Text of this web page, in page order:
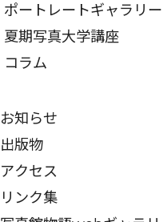
ポートレートギャラリー
夏期写真大学講座
コラム
お知らせ
出版物
アクセス
リンク集